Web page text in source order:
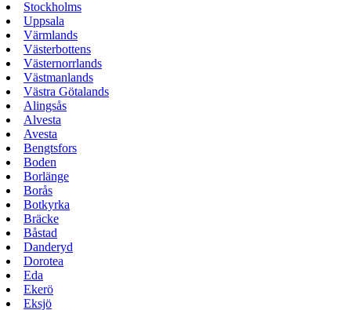
Stockholms
Uppsala
Värmlands
Västerbottens
Västernorrlands
Västmanlands
Västra Götalands
Alingsås
Alvesta
Avesta
Bengtsfors
Boden
Borlänge
Borås
Botkyrka
Bräcke
Båstad
Danderyd
Dorotea
Eda
Ekerö
Eksjö